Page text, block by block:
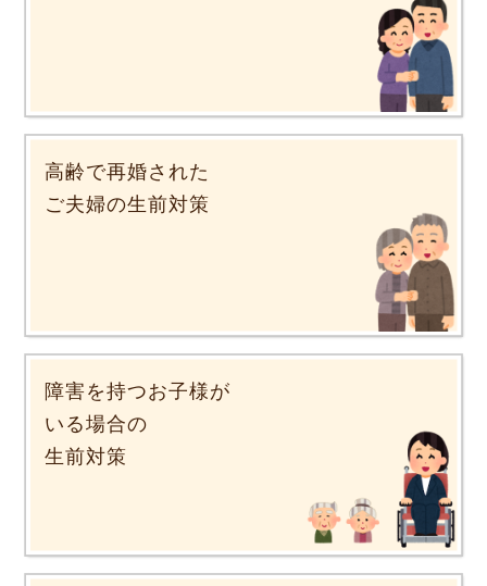
高齢で再婚された
ご夫婦の生前対策
障害を持つお子様が
いる場合の
生前対策